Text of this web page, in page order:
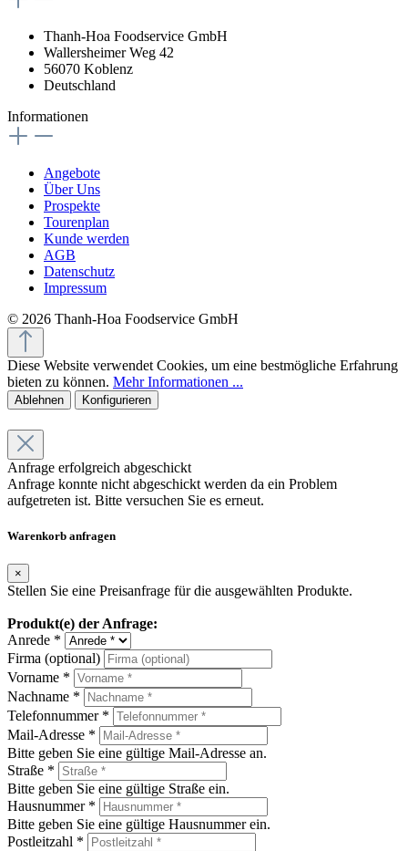
Thanh-Hoa Foodservice GmbH
Wallersheimer Weg 42
56070 Koblenz
Deutschland
Informationen
Angebote
Über Uns
Prospekte
Tourenplan
Kunde werden
AGB
Datenschutz
Impressum
© 2026 Thanh-Hoa Foodservice GmbH
Diese Website verwendet Cookies, um eine bestmögliche Erfahrung
bieten zu können. Mehr Informationen ...
Ablehnen Konfigurieren
Anfrage erfolgreich abgeschickt
Anfrage konnte nicht abgeschickt werden da ein Problem
aufgetreten ist. Bitte versuchen Sie es erneut.
Warenkorb anfragen
×
Stellen Sie eine Preisanfrage für die ausgewählten Produkte.
Produkt(e) der Anfrage:
Anrede *
Firma (optional)
Vorname *
Nachname *
Telefonnummer *
Mail-Adresse *
Bitte geben Sie eine gültige Mail-Adresse an.
Straße *
Bitte geben Sie eine gültige Straße ein.
Hausnummer *
Bitte geben Sie eine gültige Hausnummer ein.
Postleitzahl *